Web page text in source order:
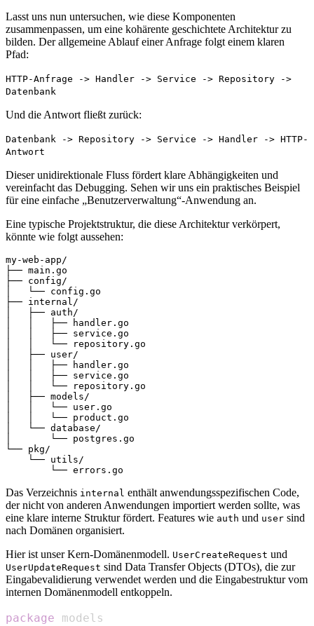
Lasst uns nun untersuchen, wie diese Komponenten
zusammenpassen, um eine kohärente geschichtete Architektur zu
bilden. Der allgemeine Ablauf einer Anfrage folgt einem klaren
Pfad:
HTTP-Anfrage -> Handler -> Service -> Repository ->
Datenbank
Und die Antwort fließt zurück:
Datenbank -> Repository -> Service -> Handler -> HTTP-
Antwort
Dieser unidirektionale Fluss fördert klare Abhängigkeiten und
vereinfacht das Debugging. Sehen wir uns ein praktisches Beispiel
für eine einfache „Benutzerverwaltung“-Anwendung an.
Eine typische Projektstruktur, die diese Architektur verkörpert,
könnte wie folgt aussehen:
my-web-app/
├── main.go
├── config/
│   └── config.go
├── internal/
│   ├── auth/
│   │   ├── handler.go
│   │   ├── service.go
│   │   └── repository.go
│   ├── user/
│   │   ├── handler.go
│   │   ├── service.go
│   │   └── repository.go
│   ├── models/
│   │   └── user.go
│   │   └── product.go
│   └── database/
│       └── postgres.go
└── pkg/
    └── utils/
Das Verzeichnis internal enthält anwendungsspezifischen Code,
der nicht von anderen Anwendungen importiert werden sollte, was
eine klare interne Struktur fördert. Features wie auth und user sind
nach Domänen organisiert.
Hier ist unser Kern-Domänenmodell. UserCreateRequest und
UserUpdateRequest sind Data Transfer Objects (DTOs), die zur
Eingabevalidierung verwendet werden und die Eingabestruktur vom
internen Domänenmodell entkoppeln.
package